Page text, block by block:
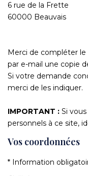
6 rue de la Frette
60000 Beauvais
Merci de compléter le
par e-mail une copie
Si votre demande
merci de les indiquer.
IMPORTANT : Si
personnels à ce site,
Vos coordonnées
* Information